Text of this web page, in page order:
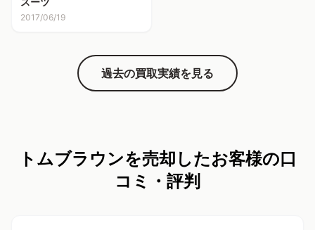
2017/06/19
過去の買取実績を見る
トムブラウンを売却したお客様の口
コミ・評判